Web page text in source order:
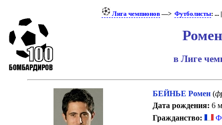
Лига чемпионов—> Футболисты: ...
в Лиге
БЕЙНЬЕ Ромен(
Дата рождения: 6
Гражданство: